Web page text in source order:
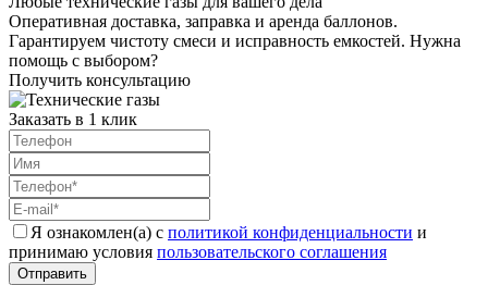
Оперативная доставка, заправка и аренда баллонов.
Гарантируем чистоту смеси и исправность емкостей. Нужна
помощь с выбором?
Получить консультацию
Заказать в 1 клик
Я ознакомлен(а) с политикой конфиденциальности и
принимаю условия пользовательского соглашения
Отправить